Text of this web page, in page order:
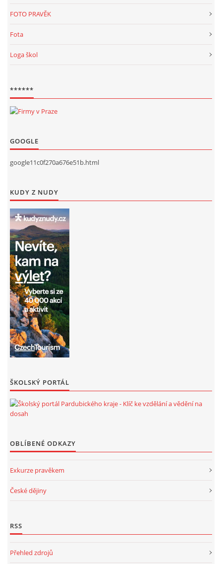
FOTO PRAVĚK
Fota
Loga škol
******
GOOGLE
google11c0f270a676e51b.html
KUDY Z NUDY
ŠKOLSKÝ PORTÁL
OBLÍBENÉ ODKAZY
Exkurze pravěkem
České dějiny
RSS
Přehled zdrojů